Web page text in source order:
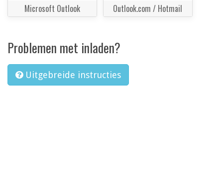
Microsoft Outlook Outlook.com / Hotmail
Problemen met inladen?
Uitgebreide instructies